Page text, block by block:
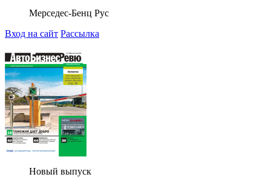
Мерседес-Бенц Рус
Вход на сайт Рассылка
Новый выпуск